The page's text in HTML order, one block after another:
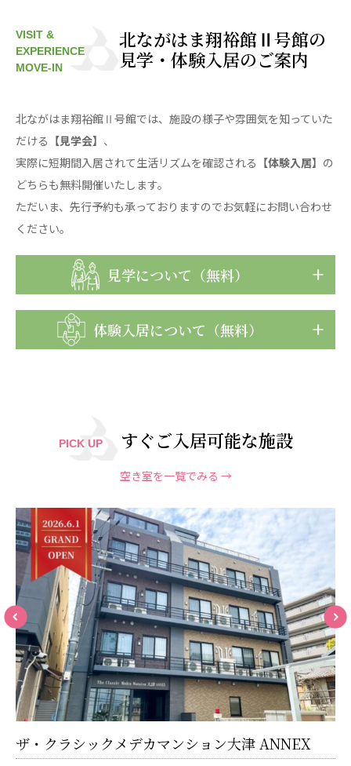
海外
海外グループ会社
共生（大連）商務諮詢有限公司
台灣善合股份有限公司
Angkor-Japan Friendship International
Hospital
クヴィアン小学校・カンボジア日本友好共生クヴ
ィアン中学校
カンボジア日本友好技術教育センター
G-COM JOINT STOCK COMPANY
瀋陽長者会
上海介護施設
VISIT &
EXPERIENCE
MOVE-IN
北ながはま翔裕館Ⅱ号館の
見学・体験入居のご案内
北ながはま翔裕館Ⅱ号館では、施設の様子や雰囲気を知っていた
だける 【見学会】 、
実際に短期間入居されて生活リズムを確認される 【体験入居】 の
どちらも無料開催いたします。
ただいま、先行予約も承っておりますのでお気軽にお問い合わせ
ください。
見学について（無料）
体験入居について（無料）
PICK UP すぐご入居可能な施設
空き室を一覧でみる →
ザ・クラシックメデカマンション大津 ANNEX